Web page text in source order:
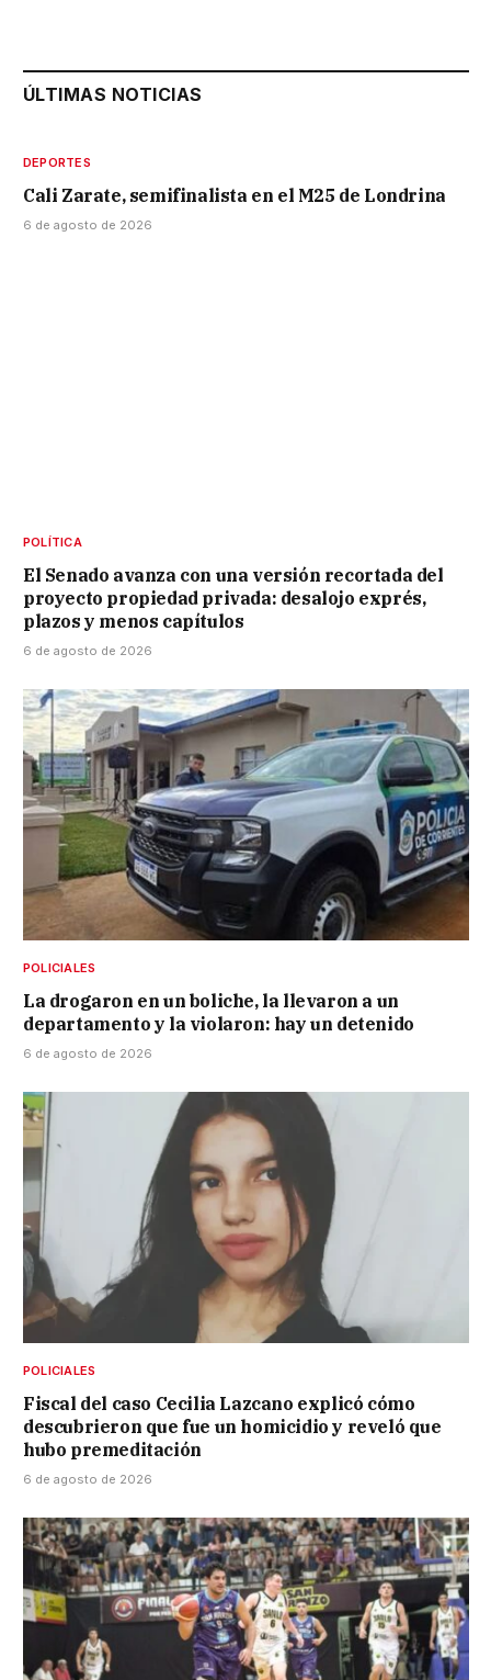
ÚLTIMAS NOTICIAS
DEPORTES
Cali Zarate, semifinalista en el M25 de Londrina
6 de agosto de 2026
POLÍTICA
El Senado avanza con una versión recortada del
proyecto propiedad privada: desalojo exprés,
plazos y menos capítulos
6 de agosto de 2026
POLICIALES
La drogaron en un boliche, la llevaron a un
departamento y la violaron: hay un detenido
6 de agosto de 2026
POLICIALES
Fiscal del caso Cecilia Lazcano explicó cómo
descubrieron que fue un homicidio y reveló que
hubo premeditación
6 de agosto de 2026